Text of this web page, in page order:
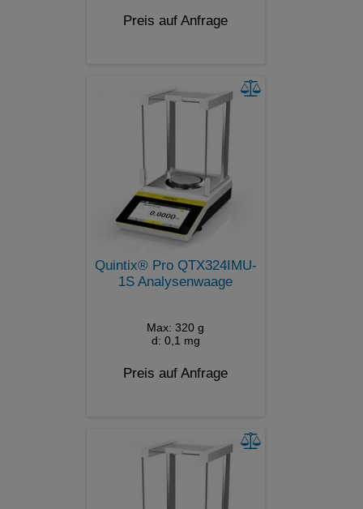
Preis auf Anfrage
Quintix® Pro QTX324IMU-
1S Analysenwaage
Max: 320 g
d: 0,1 mg
Preis auf Anfrage